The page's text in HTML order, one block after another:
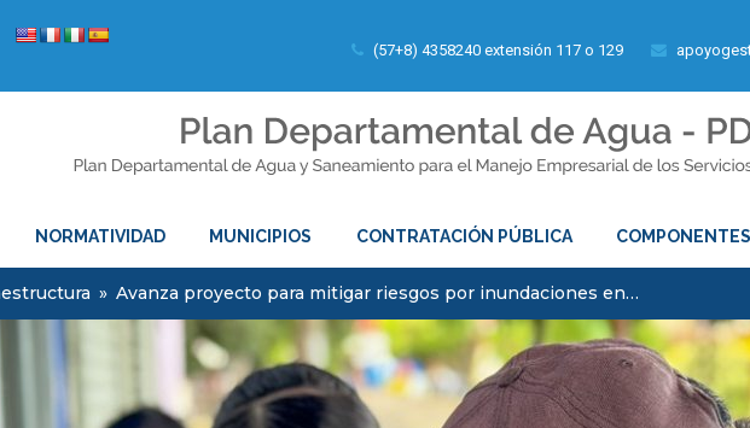
(57+8) 4358240 extensión 117 o 129
NORMATIVIDAD MUNICIPIOS CONTRATACIÓN PÚBLICA COMPONENTES
» Avanza proyecto para mitigar riesgos por inundaciones en…